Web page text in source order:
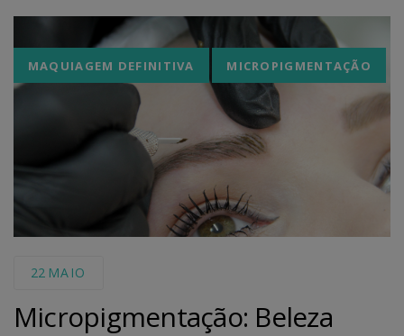
TagsMAQUIAGEM DEFINITIVA MICROPIGMENTAÇÃO
22 MAIO
Micropigmentação: Beleza